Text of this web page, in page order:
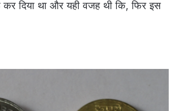
दिया था और यही वजह थी कि, फिर इस